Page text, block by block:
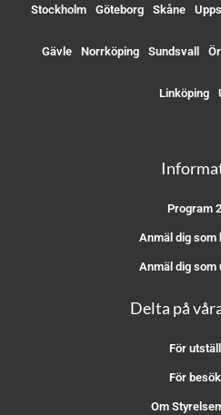
Stockholm Göteborg Skåne
Gävle Norrköping Sundsvall
Linköping
Program
Anmäl dig som
Anmäl dig som
Delta på
För
För
Om